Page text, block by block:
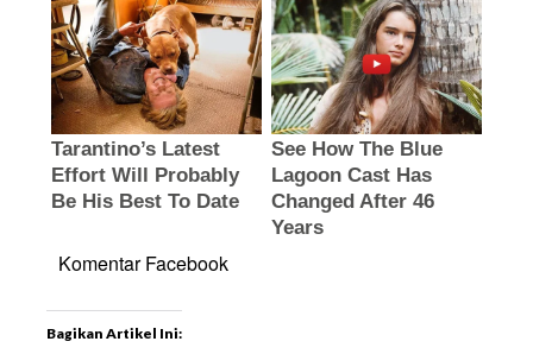
Komentar Facebook
Bagikan Artikel Ini: